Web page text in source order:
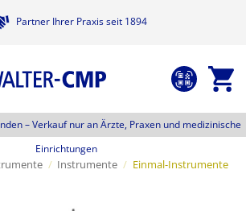
Partner Ihrer Praxis seit 1894
–Verkauf nur an Ärzte, Praxen und medizinische
Einrichtungen
/ Instrumente / Einmal-Instrumente